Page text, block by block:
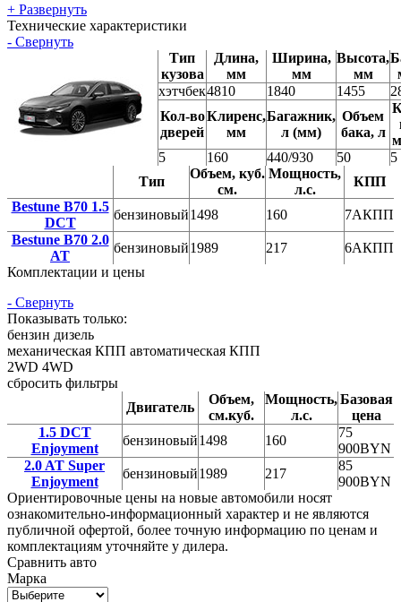
+ Развернуть
Технические характеристики
- Свернуть
Тип
кузова
Длина,
мм
Ширина,
мм
Высота,
мм
хэтчбек4810 1840 1455
Кол-во
дверей
Клиренс,
мм
Багажник,
л (мм)
Объем
бака, л
5
160 440/930 50
5
Тип
Объем, куб.
см.
Мощность,
л.с.
КПП
Bestune B70 1.5
DCT
бензиновый1498 160
7АКПП
Bestune B70 2.0
AT
бензиновый1989 217
6АКПП
Комплектации и цены
- Свернуть
Показывать только:
бензин дизель
механическая КПП автоматическая КПП
2WD 4WD
сбросить фильтры
Двигатель
Объем,
см.куб.
Мощность,
л.с.
Базовая
цена
1.5 DCT
Enjoyment
бензиновый1498 160
75
900BYN
2.0 AT Super
Enjoyment
бензиновый1989 217
85
900BYN
Ориентировочные цены на новые автомобили носят
ознакомительно-информационный характер и не являются
публичной офертой, более точную информацию по ценам и
комплектациям уточняйте у дилера.
Сравнить авто
Марка